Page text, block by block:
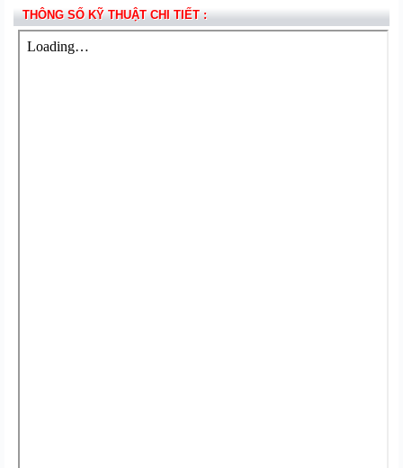
THÔNG SỐ KỸ THUẬT CHI TIẾT :